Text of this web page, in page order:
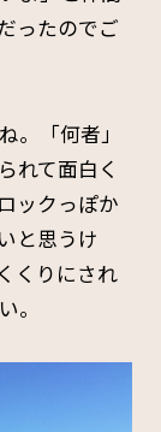
ったのでご
。「何者」
れて面白く
ックっぽか
と思うけ
くりにされ
。